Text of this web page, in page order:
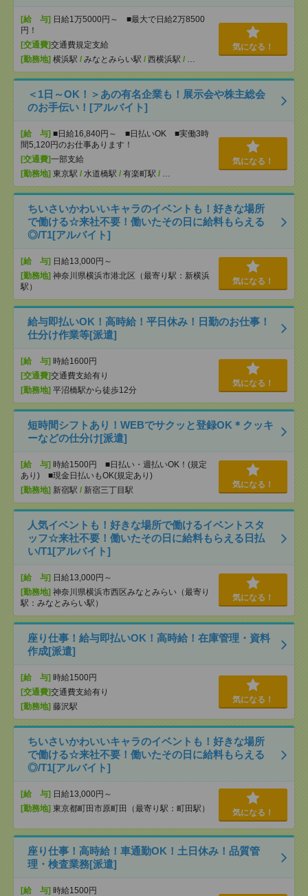
[給 与] 日給1万5000円～ ■最大で日給2万8500
円！
[交通費]交通費規定支給
[勤務地] 横浜駅 / みなとみらい駅 / 西横浜駅 / …
気になる！
＜1日～OK！＞あの有名企業も！展示会や株主総会
のお手伝い！[アルバイト]
[給 与] ■日給16,840円～ ■日払いOK ■実働3時
間5,120円のお仕事あります！
[交通費]一部支給
[勤務地] 東京駅 / 水道橋駅 / 有楽町駅 / …
気になる！
ちいさいかわいいキャラのイベントも！好きな場所
で働ける☆来社不要！働いたその日に給料もらえる
◎/T1[アルバイト]
[給 与] 日給13,000円～
[勤務地] 神奈川県横浜市港北区（最寄り駅：新横浜
駅）
気になる！
給与即払いOK！高時給！平日休み！日勤のお仕事！
仕分け作業等[派遣]
[給 与] 時給1600円
[交通費]交通費支給有り
[勤務地] 平沼橋駅から徒歩12分
気になる！
短時間シフトあり！WEBでサクッと登録OK＊クッキ
ーなどの仕分け[派遣]
[給 与] 時給1500円 ■日払い・週払いOK！(規定
あり) ■現金日払いもOK(規定あり)
[勤務地] 新宿駅 / 新宿三丁目駅
気になる！
人気イベントも！好きな場所で働けるイベントスタ
ッフ☆来社不要！働いたその日に給料もらえる日払
い/T1[アルバイト]
[給 与] 日給13,000円～
[勤務地] 神奈川県横浜市西区みなとみらい（最寄り
駅：みなとみらい駅）
気になる！
座り仕事！給与即払いOK！高時給！在庫管理・資料
作成[派遣]
[給 与] 時給1500円
[交通費]交通費支給有り
[勤務地] 藤沢駅
気になる！
ちいさいかわいいキャラのイベントも！好きな場所
で働ける☆来社不要！働いたその日に給料もらえる
◎/T1[アルバイト]
[給 与] 日給13,000円～
[勤務地] 東京都町田市原町田（最寄り駅：町田駅） 気になる！
座り仕事！高時給！車通勤OK！土日休み！品質管
理・検査業務[派遣]
[給 与] 時給1500円